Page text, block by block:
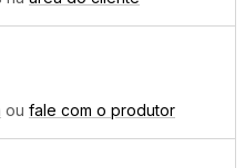
ou fale com o produtor